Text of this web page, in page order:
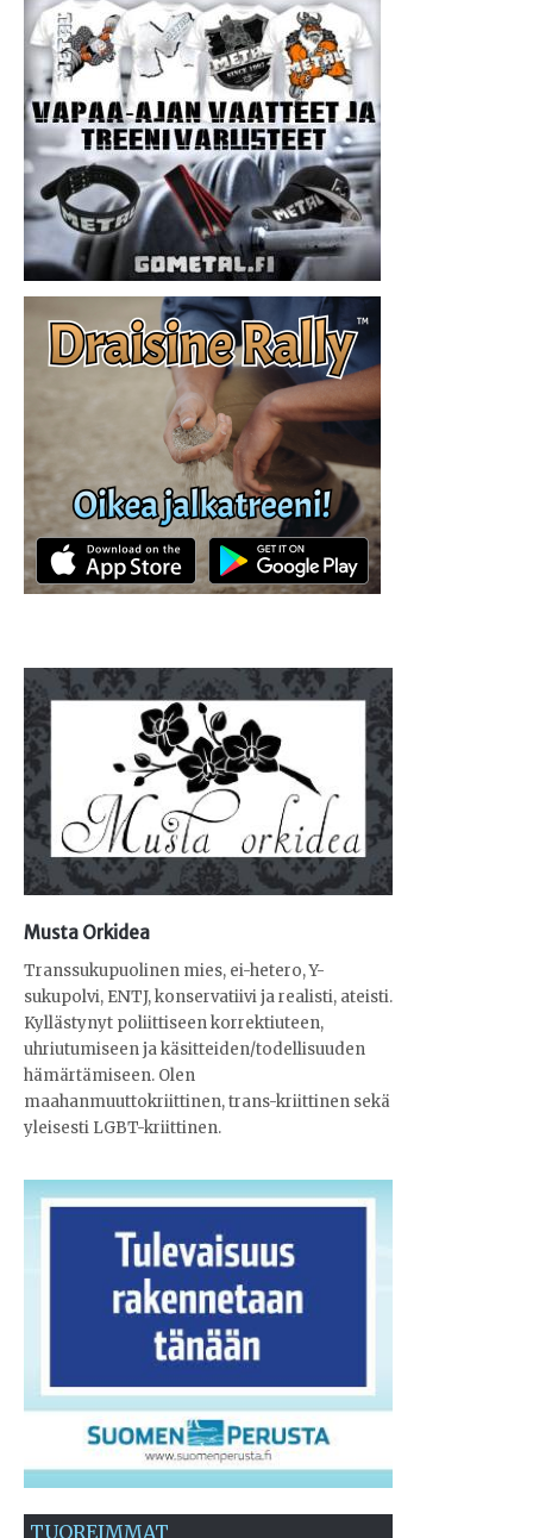
Musta Orkidea
Transsukupuolinen mies, ei-hetero, Y-
sukupolvi, ENTJ, konservatiivi ja realisti, ateisti.
Kyllästynyt poliittiseen korrektiuteen,
uhriutumiseen ja käsitteiden/todellisuuden
hämärtämiseen. Olen
maahanmuuttokriittinen, trans-kriittinen sekä
yleisesti LGBT-kriittinen.
TUOREIMMAT